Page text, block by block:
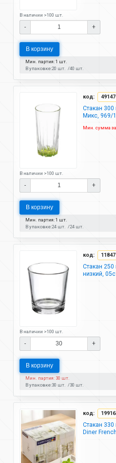
В наличии >100 шт.
- +
В корзину
Мин. партия: 1 шт.
В упаковке:20 шт. 40 шт.
код:
Стакан 300
Микс, 969/
Мин. сумма
В наличии >100 шт.
- +
В корзину
Мин. партия: 1 шт.
В упаковке:24 шт. 24 шт.
код:
Стакан
низкий,
В наличии >100 шт.
- +
В корзину
Мин. партия: 30 шт.
В упаковке:30 шт. 30 шт.
код:
Стакан 330
Diner